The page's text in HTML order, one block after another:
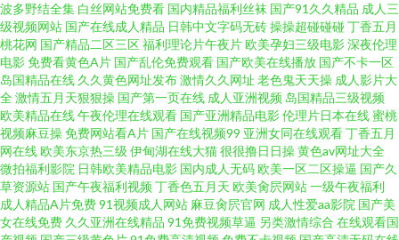
禁 午夜男人一级视频 美女网站在线观看 www男人天堂 久久鲁精品中文在线
日本黄色国产高清一区 成人网站在线播放 久久婷婷欧美国产综合视 欧美性交
之 岛国av一区 亚洲靠B久久久久 深夜成人福利影院 国产日韩欧美综合网 日韩
欧美蜜在线 日韩洗澡 国产大奶在线 欧美色图狠狠撸 日本A~ 男女生上床视频
爱豆网站免费观看视频 久久久久久久亚洲中文字幕新村 天天肏屄精品视频 国
波多野结全集 白丝网站免费看 国内精品福利丝袜 国产91久久精品 成人三
级视频网站 国产在线成人精品 日韩中文字码无砖操操超碰碰碰丁香五月
桃花网 国产精品二区三区福利理论片午夜片欧美孕妇三级电影深夜伦理
电影免费看黄色A片 国产乱伦免费观看 国产欧美在线播放 国产不卡一区
岛国精品在线 久久黄色网址发布激情久久网址 老色鬼天天操 成人影片大
全激情五月天狠狠操 国产第一页在线 成人亚洲视频 岛国精品三级视频
欧美精品在线午夜伦理在线观看 国产亚洲精品电影伦理片日本在线蜜桃
视频麻豆操免费网站看A片 国产在线视频99 亚洲女同在线观看丁香五月
网在线欧美东京热三级 伊甸湖在线大猫很很撸日日操黄色av网址大全
微拍福利影院 日韩欧美精品电影 国内成人无码欧美一区二区操逼 国产久
草资源站 国产午夜福利视频丁香色五月天 欧美肏屄网站一级午夜福利
成人精品A片免费91视频成人网站 麻豆肏屄官网 成人性爱aa影院 国产美
女在线免费 久久亚洲在线精品 91免费视频草逼 另类激情综合 在线观看国